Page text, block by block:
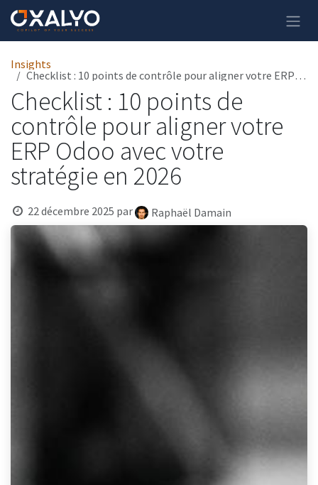
Se rendre au contenu
Insights
Checklist : 10 points de contrôle pour aligner votre ERP Odoo avec votre stratégie en 2026
Checklist : 10 points de
contrôle pour aligner votre
ERP Odoo avec votre
stratégie en 2026
22 décembre 2025 par Raphaël Damain